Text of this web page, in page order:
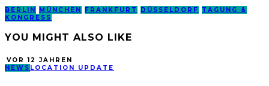
BERLIN MÜNCHEN FRANKFURT DÜSSELDORF
TAGUNG &
KONGRESS
YOU MIGHT ALSO LIKE
VOR 12 JAHREN
NEWS LOCATION UPDATE